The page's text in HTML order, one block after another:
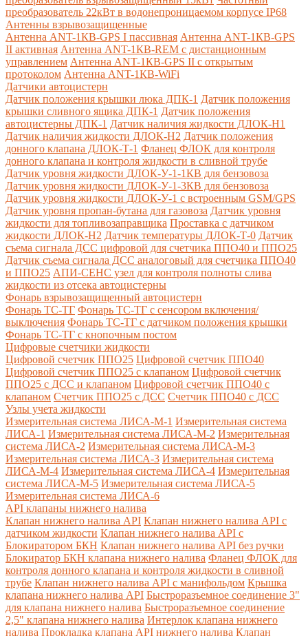
преобразователь 22кВт в водонепроницаемом корпусе IP68
Антенны взрывозащищенные
Антенна ANT-1КВ-GPS I пассивная Антенна ANT-1КВ-GPS
II активная Антенна ANT-1КВ-REM c дистанционным
управлением Антенна ANT-1КВ-GPS II с открытым
протоколом Антенна ANT-1КВ-WiFi
Датчики автоцистерн
Датчик положения крышки люка ДПК-1 Датчик положения
крышки сливного ящика ДПК-1 Датчик положения
автоцистерны ДПК-1 Датчик наличия жидкости ДЛОК-Н1
Датчик наличия жидкости ДЛОК-Н2 Датчик положения
донного клапана ДЛОК-Т-1 Фланец ФЛОК для контроля
донного клапана и контроля жидкости в сливной трубе
Датчик уровня жидкости ДЛОК-У-1-1КВ для бензовоза
Датчик уровня жидкости ДЛОК-У-1-3КВ для бензовоза
Датчик уровня жидкости ДЛОК-У-1 с встроенным GSM/GPS
Датчик уровня пропан-бутана для газовоза Датчик уровня
жидкости для топливозаправщика Проставка с датчиком
жидкости ДЛОК-Н2 Датчик температуры ДЛОК-Т-0 Датчик
съема сигнала ДСС цифровой для счетчика ППО40 и ППО25
Датчик съема сигнала ДСС аналоговый для счетчика ППО40
и ППО25 АПИ-СЕНС узел для контроля полноты слива
жидкости из отсека автоцистерны
Фонарь взрывозащищенный автоцистерн
Фонарь ТС-ТГ Фонарь ТС-ТГ с сенсором включения/
выключения Фонарь ТС-ТГ с датчиком положения крышки
Фонарь ТС-ТГ с кнопочным постом
Цифровые счетчики жидкости
Цифровой счетчик ППО25 Цифровой счетчик ППО40
Цифровой счетчик ППО25 с клапаном Цифровой счетчик
ППО25 с ДСС и клапаном Цифровой счетчик ППО40 с
клапаном Счетчик ППО25 с ДСС Счетчик ППО40 с ДСС
Узлы учета жидкости
Измерительная система ЛИСА-М-1 Измерительная система
ЛИСА-1 Измерительная система ЛИСА-М-2 Измерительная
система ЛИСА-2 Измерительная система ЛИСА-М-3
Измерительная система ЛИСА-3 Измерительная система
ЛИСА-М-4 Измерительная система ЛИСА-4 Измерительная
система ЛИСА-М-5 Измерительная система ЛИСА-5
Измерительная система ЛИСА-6
API клапаны нижнего налива
Клапан нижнего налива API Клапан нижнего налива API с
датчиком жидкости Клапан нижнего налива API с
Блокиратором БКН Клапан нижнего налива API без ручки
Блокиратор БКН клапана нижнего налива Фланец ФЛОК для
контроля донного клапана и контроля жидкости в сливной
трубе Клапан нижнего налива API с манифольдом Крышка
клапана нижнего налива API Быстроразъемное соединение 3"
для клапана нижнего налива Быстроразъемное соединение
2,5" клапана нижнего налива Интерлок клапана нижнего
налива Прокладка клапана API нижнего налива Клапан